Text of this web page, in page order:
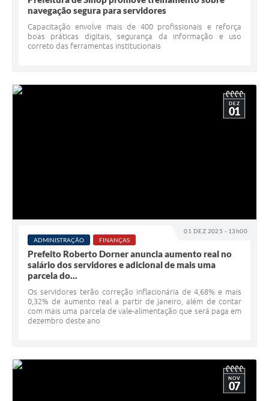
navegação segura para servidores
Capacitação envolve mais de 400 profissionais e reforça
boas práticas digitais, segurança da informação e uso
correto das ferramentas institucionais
01 DEZ 2025 - 13h00
DEZ
01
ADMINISTRAÇÃO FINANÇAS
Prefeito Roberto Dorner anuncia aumento real no
salário dos servidores e adicional de mais uma
parcela do...
Os servidores terão correção inflacionária de 4,68% e mais
0,32% de aumento real a partir de janeiro, além de contar
com mais uma parcela de vale-alimentação que será paga em
dezembro deste ano
NOV
07